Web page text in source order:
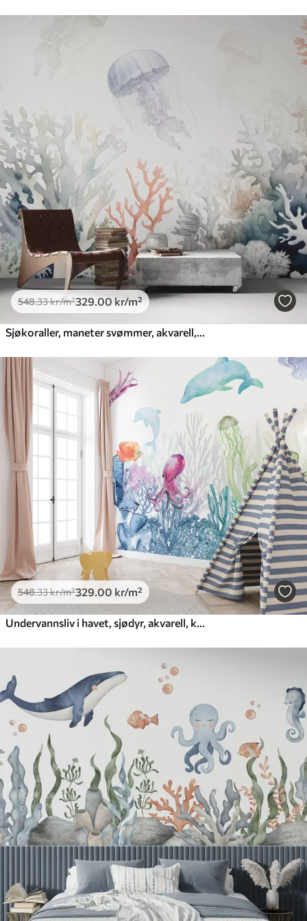
Tilgjengelige materialer
/m²
Premium
665 .00 399 .00 kr /m²
Premium vinyl
650.00390.00 kr /m²
Peel and Stick
925.00555.00kr/m²
548.33kr/m²329.00 kr/m²
Sjøkoraller, maneter svømmer, akvarell, grått, blått, rødt
548.33kr/m²329.00 kr/m²
Undervannsliv i havet, sjødyr, akvarell, koraller, delfin, blekksprut